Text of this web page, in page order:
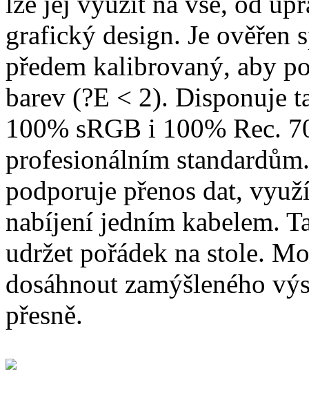
grafický design. Je ověřen
předem kalibrovaný, aby
barev (?E < 2). Disponuje
100% sRGB i 100% Rec.
profesionálním
podporuje přenos dat,
nabíjení jedním kabelem.
udržet pořádek na stole.
dosáhnout zamýšleného
přesně.